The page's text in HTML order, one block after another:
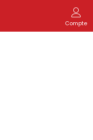
Compte